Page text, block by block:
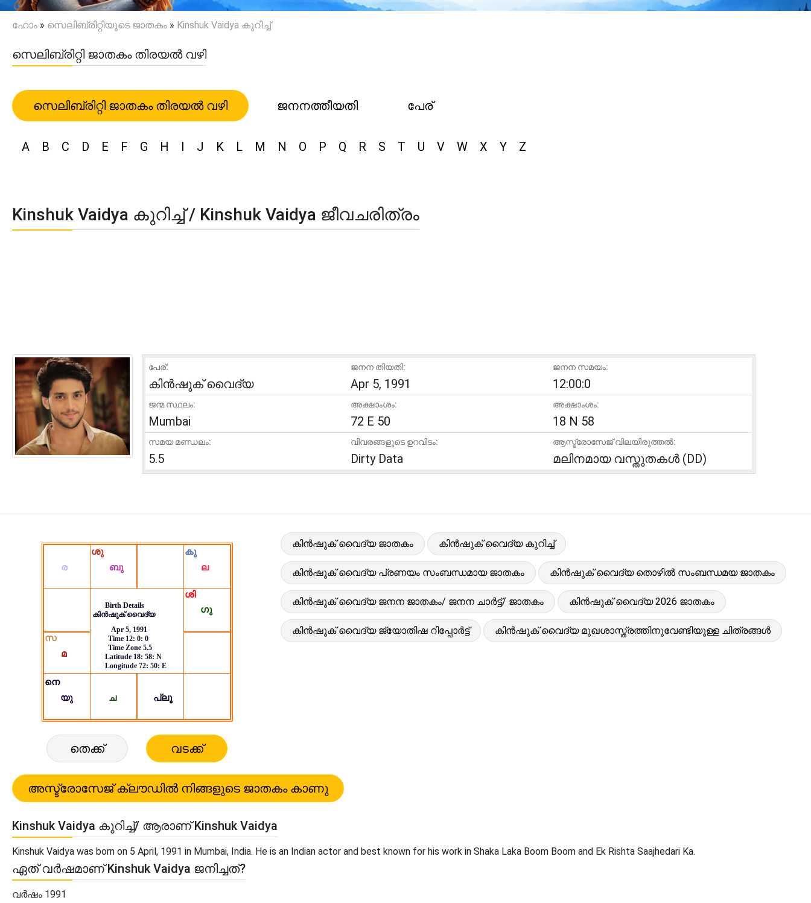
ഹോം » സെലിബ്രിറ്റിയുടെ ജാതകം » Kinshuk Vaidya കുറിച്ച്
സെലിബ്രിറ്റി ജാതകം തിരയൽ വഴി
സെലിബ്രിറ്റി ജാതകം തിരയൽ വഴി ജനനത്തീയതി പേര്
A B C D E F G H I J K L M N O P Q R S T U V W X Y Z
Kinshuk Vaidya കുറിച്ച് / Kinshuk Vaidya ജീവചരിത്രം
പേര്:
കിൻഷുക് വൈദ്യ
ജനന തിയതി:
Apr 5, 1991
ജനന സമയം:
12:00:0
ജന്മ സ്ഥലം:
Mumbai
അക്ഷാംശം:
72 E 50
അക്ഷാംശം:
18 N 58
സമയ മണ്ഡലം:
5.5
വിവരങ്ങളുടെ ഉറവിടം:
Dirty Data
ആസ്ട്രോസേജ് വിലയിരുത്തൽ:
മലിനമായ വസ്തുതകൾ (DD)
തെക്ക് വടക്ക്
കിൻഷുക് വൈദ്യ ജാതകം കിൻഷുക് വൈദ്യ കുറിച്ച്
കിൻഷുക് വൈദ്യ പ്രണയം സംബന്ധമായ ജാതകം കിൻഷുക് വൈദ്യ തൊഴിൽ സംബന്ധമയ ജാതകം
കിൻഷുക് വൈദ്യ ജനന ജാതകം/ ജനന ചാർട്ട്/ ജാതകം കിൻഷുക് വൈദ്യ 2026 ജാതകം
കിൻഷുക് വൈദ്യ ജ്യോതിഷ റിപ്പോർട്ട് കിൻഷുക് വൈദ്യ മുഖശാസ്ത്രത്തിനുവേണ്ടിയുള്ള ചിത്രങ്ങൾ
Kinshuk Vaidya കുറിച്ച്/ ആരാണ് Kinshuk Vaidya
Kinshuk Vaidya was born on 5 April, 1991 in Mumbai, India. He is an Indian actor and best known for his work in Shaka Laka Boom Boom and Ek Rishta Saajhedari Ka.
ഏത് വർഷമാണ് Kinshuk Vaidya ജനിച്ചത്?
വർഷം 1991